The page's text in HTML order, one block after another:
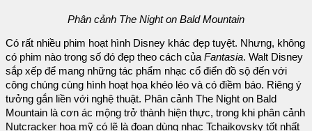
Phân cảnh The Night on Bald Mountain
Có rất nhiều phim hoạt hình Disney khác đẹp tuyệt. Nhưng, không
có phim nào trong số đó đẹp theo cách củaFantasia. Walt Disney
sắp xếp để mang những tác phẩm nhạc cổ điển đồ sộ đến với
công chúng cùng hình hoạt họa khéo léo và có điềm báo. Riêng ý
tưởng gắn liền với nghệ thuật. Phân cảnh The Night on Bald
Mountain là cơn ác mộng trở thành hiện thực, trong khi phân cảnh
Nutcracker hoa mỹ có lẽ là đoạn dùng nhạc Tchaikovsky tốt nhất